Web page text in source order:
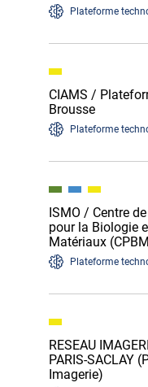
Plateforme
CIAMS /
Brousse
Plateforme
ISMO / Centre
pour la Biologie
Matériaux
Plateforme
RESEAU
PARIS-SACLAY
Imagerie)